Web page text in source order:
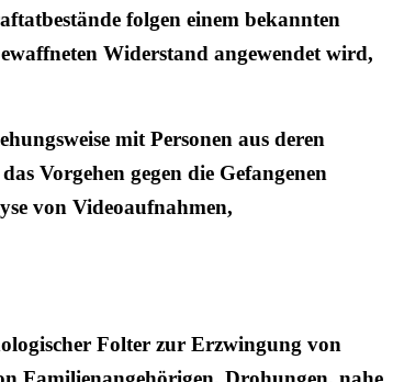
folgen einem bekannten
Widerstand angewendet wird,
mit Personen aus deren
Vorgehen gegen die Gefangenen
von Videoaufnahmen,
Folter zur Erzwingung von